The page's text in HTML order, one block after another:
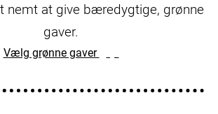
nemt at give bæredygtige, grønne
gaver.
Vælg grønne gaver